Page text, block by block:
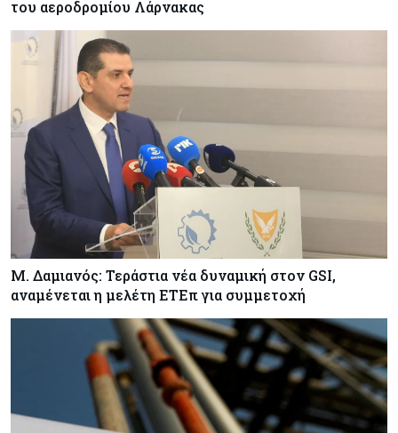
Κόσμος
Η Ινδία ανεβάζει ταχύτητα στη διάλυση πλοίων
– Στο 35,4% το παγκόσμιο μερίδιό της
Κύπρος
ΠτΔ: Υπεράνω όλων το δημόσιο συμφέρον – Όλα
όσα έγιναν στην τελετή διαβεβαίωσης των
νέων μελών της κυβέρνησης
του αεροδρομίου Λάρνακας
Μ. Δαμιανός: Τεράστια νέα δυναμική στον GSI,
αναμένεται η μελέτη ΕΤΕπ για συμμετοχή